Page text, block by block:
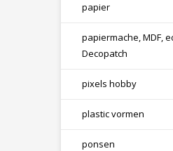
papier
papiermache, MDF,
Decopatch
pixels hobby
plastic vormen
ponsen